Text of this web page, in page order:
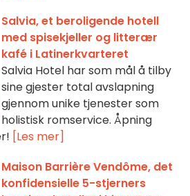
Salvia, et beroligende hotell
med spisekjeller og litterær
kafé i Latinerkvarteret
Salvia Hotel har som mål å tilby
sine gjester total avslapning
gjennom unike tjenester som
holistisk romservice. Åpning
[Les mer]
Maison Barrière Vendôme, det
konfidensielle 5-stjerners